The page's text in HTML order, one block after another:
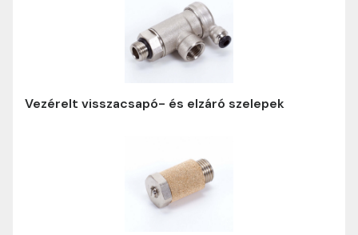
Vezérelt visszacsapó- és elzáró szelepek